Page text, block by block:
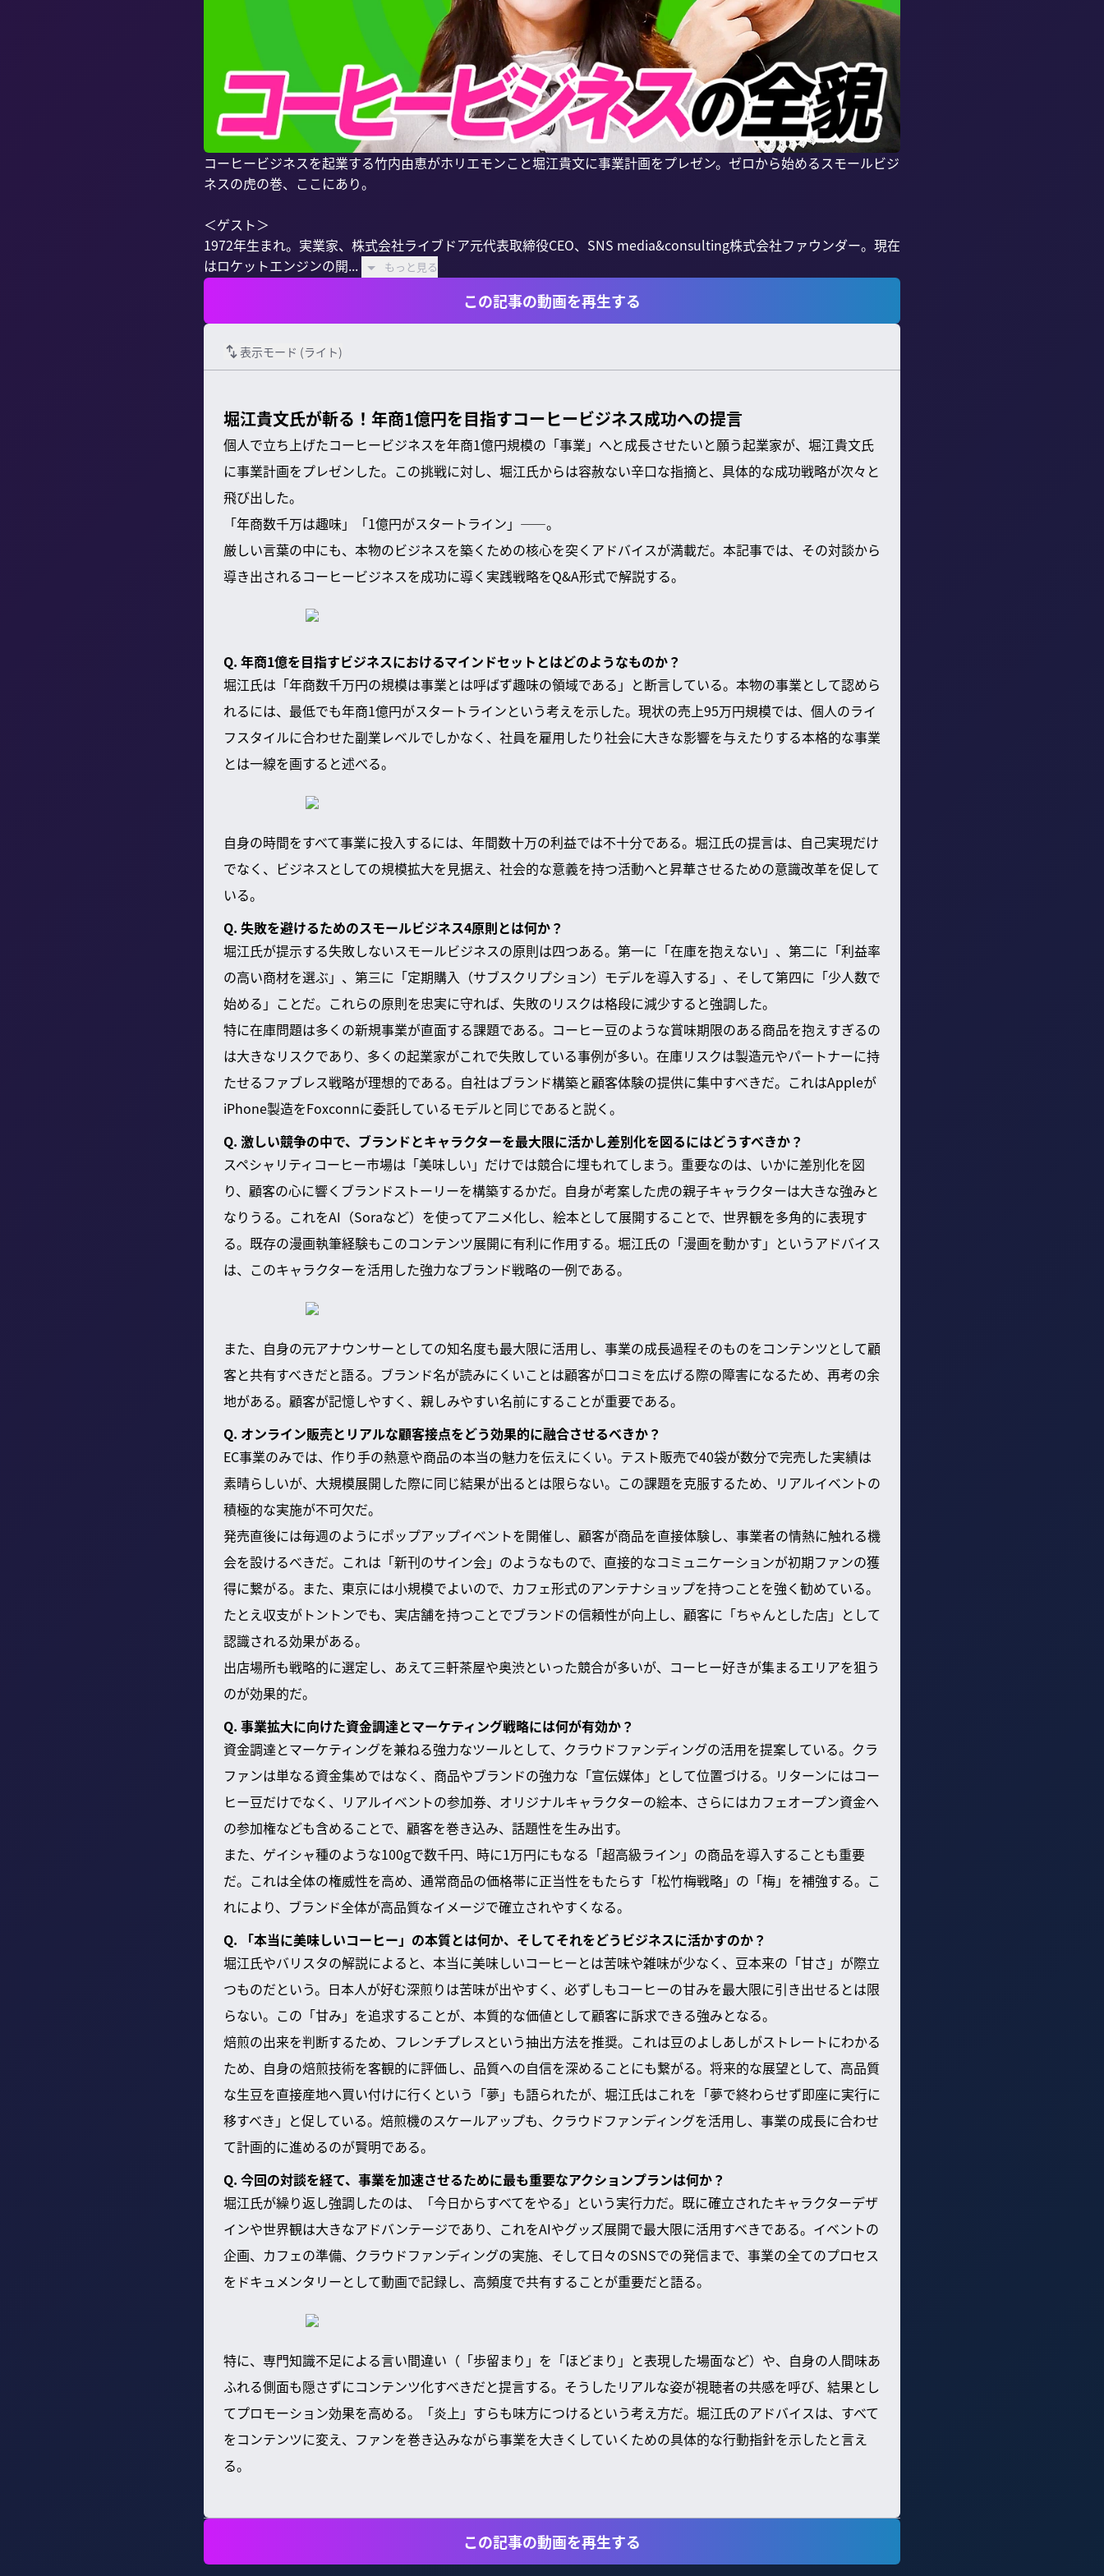
コーヒービジネスを起業する竹内由恵がホリエモンこと堀江貴文に事業計画をプレゼン。ゼロから始めるスモールビジ
ネスの虎の巻、ここにあり。
＜ゲスト＞
1972年生まれ。実業家、株式会社ライブドア元代表取締役CEO、SNS media&consulting株式会社ファウンダー。現在
はロケットエンジンの開...
もっと見る
この記事の動画を再生する
表示モード (ライト)
堀江貴文氏が斬る！年商1億円を目指すコーヒービジネス成功への提言
個人で立ち上げたコーヒービジネスを年商1億円規模の「事業」へと成長させたいと願う起業家が、堀江貴文氏
に事業計画をプレゼンした。この挑戦に対し、堀江氏からは容赦ない辛口な指摘と、具体的な成功戦略が次々と
飛び出した。
「年商数千万は趣味」「1億円がスタートライン」――。
厳しい言葉の中にも、本物のビジネスを築くための核心を突くアドバイスが満載だ。本記事では、その対談から
導き出されるコーヒービジネスを成功に導く実践戦略をQ&A形式で解説する。
Q. 年商1億を目指すビジネスにおけるマインドセットとはどのようなものか？
堀江氏は「年商数千万円の規模は事業とは呼ばず趣味の領域である」と断言している。本物の事業として認めら
れるには、最低でも年商1億円がスタートラインという考えを示した。現状の売上95万円規模では、個人のライ
フスタイルに合わせた副業レベルでしかなく、社員を雇用したり社会に大きな影響を与えたりする本格的な事業
とは一線を画すると述べる。
自身の時間をすべて事業に投入するには、年間数十万の利益では不十分である。堀江氏の提言は、自己実現だけ
でなく、ビジネスとしての規模拡大を見据え、社会的な意義を持つ活動へと昇華させるための意識改革を促して
いる。
Q. 失敗を避けるためのスモールビジネス4原則とは何か？
堀江氏が提示する失敗しないスモールビジネスの原則は四つある。第一に「在庫を抱えない」、第二に「利益率
の高い商材を選ぶ」、第三に「定期購入（サブスクリプション）モデルを導入する」、そして第四に「少人数で
始める」ことだ。これらの原則を忠実に守れば、失敗のリスクは格段に減少すると強調した。
特に在庫問題は多くの新規事業が直面する課題である。コーヒー豆のような賞味期限のある商品を抱えすぎるの
は大きなリスクであり、多くの起業家がこれで失敗している事例が多い。在庫リスクは製造元やパートナーに持
たせるファブレス戦略が理想的である。自社はブランド構築と顧客体験の提供に集中すべきだ。これはAppleが
iPhone製造をFoxconnに委託しているモデルと同じであると説く。
Q. 激しい競争の中で、ブランドとキャラクターを最大限に活かし差別化を図るにはどうすべきか？
スペシャリティコーヒー市場は「美味しい」だけでは競合に埋もれてしまう。重要なのは、いかに差別化を図
り、顧客の心に響くブランドストーリーを構築するかだ。自身が考案した虎の親子キャラクターは大きな強みと
なりうる。これをAI（Soraなど）を使ってアニメ化し、絵本として展開することで、世界観を多角的に表現す
る。既存の漫画執筆経験もこのコンテンツ展開に有利に作用する。堀江氏の「漫画を動かす」というアドバイス
は、このキャラクターを活用した強力なブランド戦略の一例である。
また、自身の元アナウンサーとしての知名度も最大限に活用し、事業の成長過程そのものをコンテンツとして顧
客と共有すべきだと語る。ブランド名が読みにくいことは顧客が口コミを広げる際の障害になるため、再考の余
地がある。顧客が記憶しやすく、親しみやすい名前にすることが重要である。
Q. オンライン販売とリアルな顧客接点をどう効果的に融合させるべきか？
EC事業のみでは、作り手の熱意や商品の本当の魅力を伝えにくい。テスト販売で40袋が数分で完売した実績は
素晴らしいが、大規模展開した際に同じ結果が出るとは限らない。この課題を克服するため、リアルイベントの
積極的な実施が不可欠だ。
発売直後には毎週のようにポップアップイベントを開催し、顧客が商品を直接体験し、事業者の情熱に触れる機
会を設けるべきだ。これは「新刊のサイン会」のようなもので、直接的なコミュニケーションが初期ファンの獲
得に繋がる。また、東京には小規模でよいので、カフェ形式のアンテナショップを持つことを強く勧めている。
たとえ収支がトントンでも、実店舗を持つことでブランドの信頼性が向上し、顧客に「ちゃんとした店」として
認識される効果がある。
出店場所も戦略的に選定し、あえて三軒茶屋や奥渋といった競合が多いが、コーヒー好きが集まるエリアを狙う
のが効果的だ。
Q. 事業拡大に向けた資金調達とマーケティング戦略には何が有効か？
資金調達とマーケティングを兼ねる強力なツールとして、クラウドファンディングの活用を提案している。クラ
ファンは単なる資金集めではなく、商品やブランドの強力な「宣伝媒体」として位置づける。リターンにはコー
ヒー豆だけでなく、リアルイベントの参加券、オリジナルキャラクターの絵本、さらにはカフェオープン資金へ
の参加権なども含めることで、顧客を巻き込み、話題性を生み出す。
また、ゲイシャ種のような100gで数千円、時に1万円にもなる「超高級ライン」の商品を導入することも重要
だ。これは全体の権威性を高め、通常商品の価格帯に正当性をもたらす「松竹梅戦略」の「梅」を補強する。こ
れにより、ブランド全体が高品質なイメージで確立されやすくなる。
Q. 「本当に美味しいコーヒー」の本質とは何か、そしてそれをどうビジネスに活かすのか？
堀江氏やバリスタの解説によると、本当に美味しいコーヒーとは苦味や雑味が少なく、豆本来の「甘さ」が際立
つものだという。日本人が好む深煎りは苦味が出やすく、必ずしもコーヒーの甘みを最大限に引き出せるとは限
らない。この「甘み」を追求することが、本質的な価値として顧客に訴求できる強みとなる。
焙煎の出来を判断するため、フレンチプレスという抽出方法を推奨。これは豆のよしあしがストレートにわかる
ため、自身の焙煎技術を客観的に評価し、品質への自信を深めることにも繋がる。将来的な展望として、高品質
な生豆を直接産地へ買い付けに行くという「夢」も語られたが、堀江氏はこれを「夢で終わらせず即座に実行に
移すべき」と促している。焙煎機のスケールアップも、クラウドファンディングを活用し、事業の成長に合わせ
て計画的に進めるのが賢明である。
Q. 今回の対談を経て、事業を加速させるために最も重要なアクションプランは何か？
堀江氏が繰り返し強調したのは、「今日からすべてをやる」という実行力だ。既に確立されたキャラクターデザ
インや世界観は大きなアドバンテージであり、これをAIやグッズ展開で最大限に活用すべきである。イベントの
企画、カフェの準備、クラウドファンディングの実施、そして日々のSNSでの発信まで、事業の全てのプロセス
をドキュメンタリーとして動画で記録し、高頻度で共有することが重要だと語る。
特に、専門知識不足による言い間違い（「歩留まり」を「ほどまり」と表現した場面など）や、自身の人間味あ
ふれる側面も隠さずにコンテンツ化すべきだと提言する。そうしたリアルな姿が視聴者の共感を呼び、結果とし
てプロモーション効果を高める。「炎上」すらも味方につけるという考え方だ。堀江氏のアドバイスは、すべて
をコンテンツに変え、ファンを巻き込みながら事業を大きくしていくための具体的な行動指針を示したと言え
る。
この記事の動画を再生する